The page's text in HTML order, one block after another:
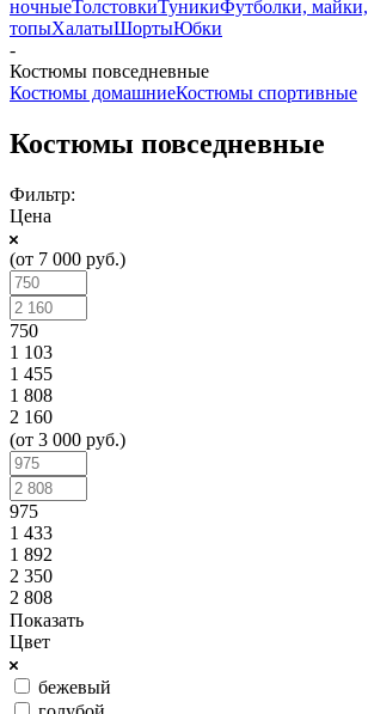
ночныеТолстовкиТуникиФутболки, майки,
топыХалатыШортыЮбки
-
Костюмы повседневные
Костюмы домашниеКостюмы спортивные
Костюмы повседневные
Фильтр:
Цена
(от 7 000 руб.)
750
1 103
1 455
1 808
2 160
(от 3 000 руб.)
975
1 433
1 892
2 350
2 808
Показать
Цвет
бежевый